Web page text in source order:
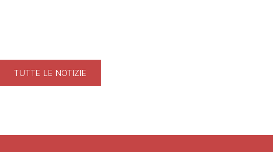
TUTTE LE NOTIZIE